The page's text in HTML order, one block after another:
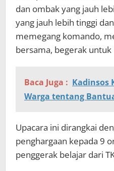
dan ombak yang jauh
yang jauh lebih tinggi
memegang komando,
bersama, begerak
Baca Juga : Kadinsos
Warga tentang
Upacara ini dirangkai
penghargaan kepada 9
penggerak belajar dari